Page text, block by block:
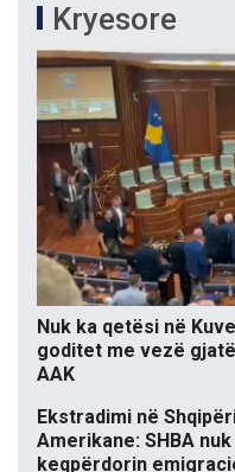
Kryesore
Nuk ka qetësi në
goditet me vezë
AAK
Ekstradimi në
Amerikane: SHBA
keqpërdorin